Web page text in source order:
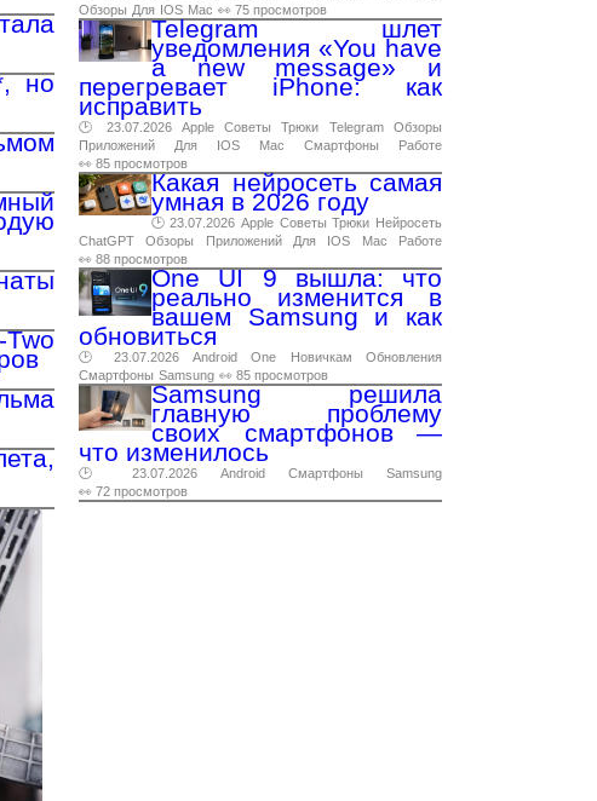
но
Обзоры Для IOS Mac 👀 75 просмотров
Telegram шлет
уведомления «You have
a new message» и
перегревает iPhone: как
исправить
🕑 23.07.2026 Apple Советы Трюки Telegram
Обзоры
Приложений
Для IOS Mac Смартфоны
Работе
👀 85 просмотров
Какая нейросеть самая
умная в 2026 году
🕑 23.07.2026 Apple Советы Трюки Нейросеть
ChatGPT
Обзоры Приложений Для IOS Mac
Работе
👀 88 просмотров
One UI 9 вышла: что
реально изменится в
вашем Samsung и как
обновиться
🕑 23.07.2026 Android One Новичкам
Обновления
Смартфоны Samsung 👀 85 просмотров
Samsung решила
главную проблему
своих смартфонов —
что изменилось
🕑 23.07.2026 Android Смартфоны
Samsung
👀 72 просмотров